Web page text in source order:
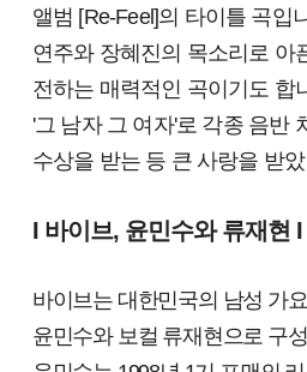
앨범 [Re-Feel]의 타이틀 곡입
연주와 장혜진의 목소리로 아
전하는 매력적인 곡이기도 합
'그 남자 그 여자'로 각종 음반
수상을 받는 등 큰 사랑을 받
I 바이브, 윤민수와 류재현 I
바이브는 대한민국의 남성 가
윤민수와 보컬 류재현으로 구